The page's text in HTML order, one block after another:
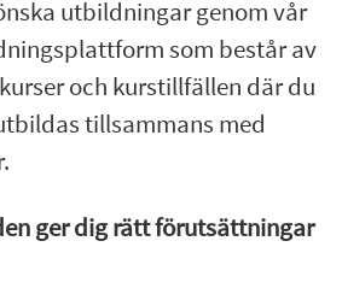
utbildningar genom vår
som består av
och kurstillfällen där du
tillsammans med
ger dig rätt förutsättningar